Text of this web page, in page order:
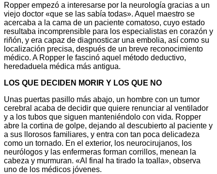
Ropper empezó a interesarse por la neurología gracias a un
viejo doctor «que se las sabía todas». Aquel maestro se
acercaba a la cama de un paciente comatoso, cuyo estado
resultaba incomprensible para los especialistas en corazón y
riñón, y era capaz de diagnosticar una embolia, así como su
localización precisa, después de un breve reconocimiento
médico. A Ropper le fascinó aquel método deductivo,
heredaduela médica más antigua.
LOS QUE DECIDEN MORIR Y LOS QUE NO
Unas puertas pasillo más abajo, un hombre con un tumor
cerebral acaba de decidir que quiere renunciar al ventilador
y a los tubos que siguen manteniéndolo con vida. Ropper
abre la cortina de golpe, dejando al descubierto al paciente y
a sus llorosos familiares, y entra con tan poca delicadeza
como un tornado. En el exterior, los neurocirujanos, los
neurólogos y las enfermeras forman corrillos, menean la
cabeza y murmuran. «Al final ha tirado la toalla», observa
uno de los médicos jóvenes.